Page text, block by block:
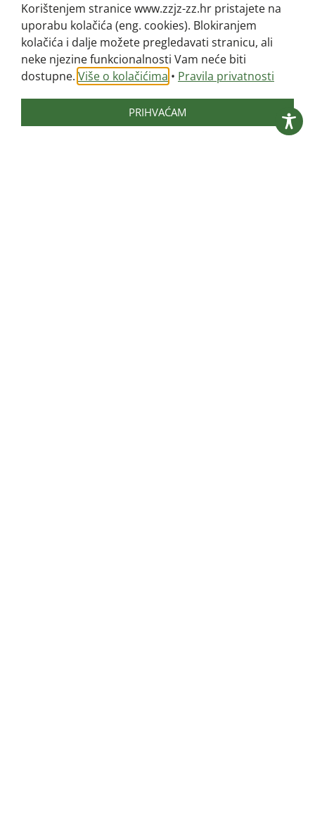
Korištenjem stranice www.zzjz-zz.hr pristajete na
uporabu kolačića (eng. cookies). Blokiranjem
kolačića i dalje možete pregledavati stranicu, ali
neke njezine funkcionalnosti Vam neće biti
dostupne. Više o kolačićima • Pravila privatnosti
PRIHVAĆAM